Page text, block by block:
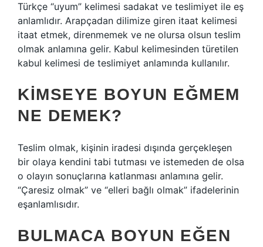
Türkçe “uyum” kelimesi sadakat ve teslimiyet ile eş
anlamlıdır. Arapçadan dilimize giren itaat kelimesi
itaat etmek, direnmemek ve ne olursa olsun teslim
olmak anlamına gelir. Kabul kelimesinden türetilen
kabul kelimesi de teslimiyet anlamında kullanılır.
KIMSEYE BOYUN EĞMEM
NE DEMEK?
Teslim olmak, kişinin iradesi dışında gerçekleşen
bir olaya kendini tabi tutması ve istemeden de olsa
o olayın sonuçlarına katlanması anlamına gelir.
“Çaresiz olmak” ve “elleri bağlı olmak” ifadelerinin
eşanlamlısıdır.
BULMACA BOYUN EĞEN